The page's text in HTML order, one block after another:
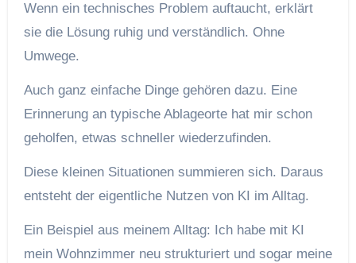
Wenn ein technisches Problem auftaucht, erklärt
sie die Lösung ruhig und verständlich. Ohne
Umwege.
Auch ganz einfache Dinge gehören dazu. Eine
Erinnerung an typische Ablageorte hat mir schon
geholfen, etwas schneller wiederzufinden.
Diese kleinen Situationen summieren sich. Daraus
entsteht der eigentliche Nutzen von KI im Alltag.
Ein Beispiel aus meinem Alltag: Ich habe mit KI
mein Wohnzimmer neu strukturiert und sogar meine